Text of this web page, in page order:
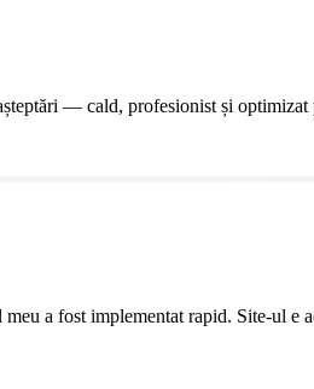
— cald, profesionist și
a fost implementat rapid. Site-ul e